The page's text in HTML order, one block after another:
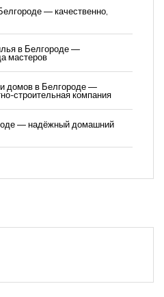
— качественно,
в Белгороде —
мастеров
домов в Белгороде —
строительная компания
— надёжный домашний